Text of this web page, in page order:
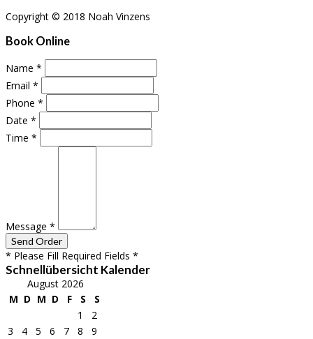
Copyright © 2018 Noah Vinzens
Book Online
Name *
Email *
Phone *
Date *
Time *
Message *
* Please Fill Required Fields *
Schnellübersicht Kalender
August 2026
M D M D F S S
1
2
3
4 5 6 7 8
9